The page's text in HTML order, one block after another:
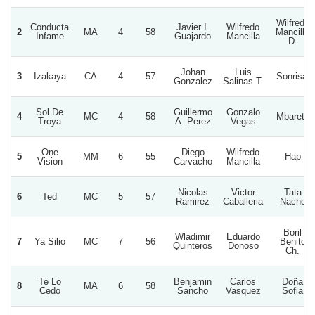
2
Conducta
Infame
MA 4 58
Javier I.
Guajardo
Wilfredo
Mancilla
Wilfredo
Mancilla
D.
3 Izakaya CA 4 57
Johan
Gonzalez
Luis
Salinas T.
Sonrisal
4
Sol De
Troya
MC 4 58
Guillermo
A. Perez
Gonzalo
Vegas
Mbarete
5
One
Vision
MM 6 55
Diego
Carvacho
Wilfredo
Mancilla
Hap
6 Ted MC 5 57
Nicolas
Ramirez
Victor
Caballeria
Tata
Nacho
7 Ya Silio MC 7 56
Wladimir
Quinteros
Eduardo
Donoso
Boril
Benito
Ch.
8
Te Lo
Cedo
MA 6 58
Benjamin
Sancho
Carlos
Vasquez
Doña
Sofia